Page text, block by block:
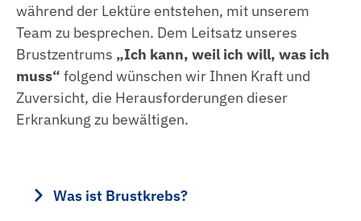
Anlagenmechanikerin | Anlagenmechaniker
Fachinformatikerin | Fachinformatiker
Fachlageristin | Fachlagerist
Köchin | Koch
während der Lektüre entstehen, mit unserem
Team zu besprechen. Dem Leitsatz unseres
Brustzentrums „Ich kann, weil ich will, was ich
muss“ folgend wünschen wir Ihnen Kraft und
Zuversicht, die Herausforderungen dieser
Erkrankung zu bewältigen.
Was ist Brustkrebs?